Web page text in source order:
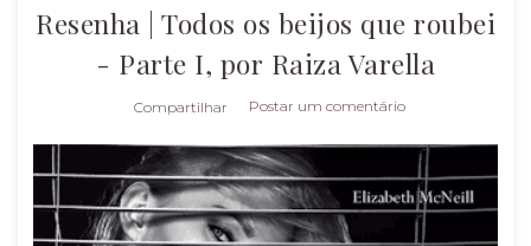
Resenha | Todos os beijos que roubei
- Parte I, por Raiza Varella
Compartilhar Postar um comentário